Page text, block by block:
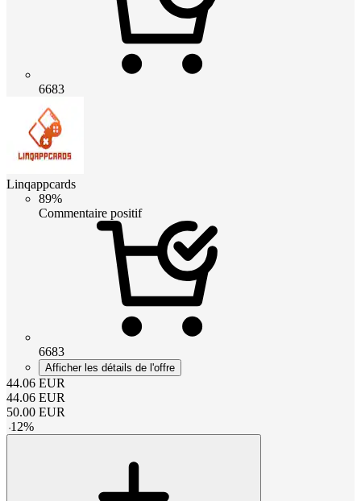
6683
Linqappcards
89%
Commentaire positif
6683
Afficher les détails de l'offre
44.06 EUR
44.06 EUR
50.00 EUR
-12%